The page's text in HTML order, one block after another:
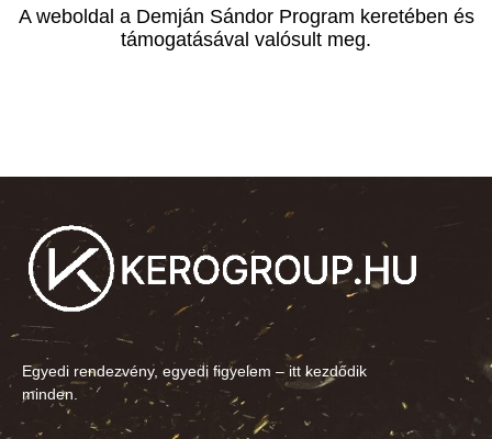
A weboldal a Demján Sándor Program keretében és
támogatásával valósult meg.
Egyedi rendezvény, egyedi figyelem – itt kezdődik
minden.